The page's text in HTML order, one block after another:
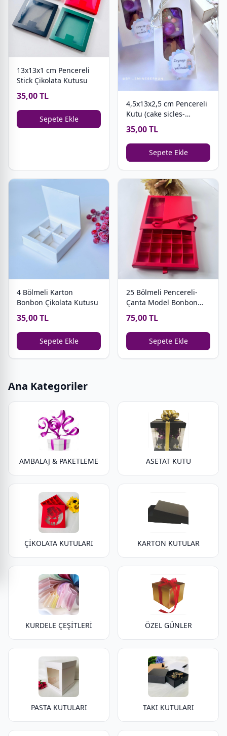
13x13x1 cm Pencereli
Stick Çikolata Kutusu
35,00 TL
Sepete Ekle
4,5x13x2,5 cm Pencereli
Kutu (cake sicles-
magnum cakes)
35,00 TL
Sepete Ekle
4 Bölmeli Karton
Bonbon Çikolata Kutusu
35,00 TL
Sepete Ekle
25 Bölmeli Pencereli-
Çanta Model Bonbon
Çikolata Kutusu
75,00 TL
Sepete Ekle
Ana Kategoriler
AMBALAJ & PAKETLEME ASETAT KUTU
ÇİKOLATA KUTULARI KARTON KUTULAR
KURDELE ÇEŞİTLERİ ÖZEL GÜNLER
PASTA KUTULARI TAKI KUTULARI